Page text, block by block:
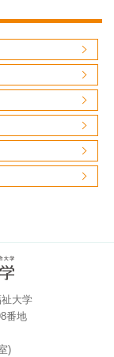
大学
番地
)